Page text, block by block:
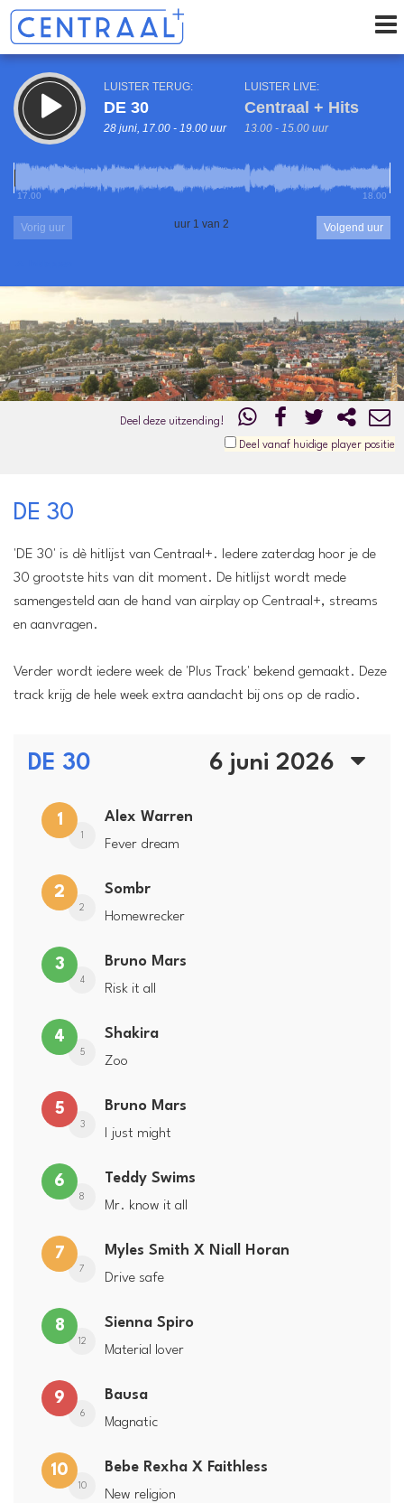
LUISTER TERUG:
DE 30
28 juni, 17.00 - 19.00 uur
LUISTER LIVE:
Centraal + Hits
13.00 - 15.00 uur
17.00 18.00
Vorig uur uur 1 van 2 Volgend uur
Deel deze uitzending!
Deel vanaf huidige player positie
DE 30
'DE 30' is dè hitlijst van Centraal+. Iedere zaterdag hoor je de
30 grootste hits van dit moment. De hitlijst wordt mede
samengesteld aan de hand van airplay op Centraal+, streams
en aanvragen.
Verder wordt iedere week de 'Plus Track' bekend gemaakt. Deze
track krijg de hele week extra aandacht bij ons op de radio.
DE 30 6 juni 2026
1
1
Alex Warren
Fever dream
2
2
Sombr
Homewrecker
3
4
Bruno Mars
Risk it all
4
5
Shakira
Zoo
5
3
Bruno Mars
I just might
6
8
Teddy Swims
Mr. know it all
7
7
Myles Smith X Niall Horan
Drive safe
8
12
Sienna Spiro
Material lover
9
6
Bausa
Magnatic
10
10
Bebe Rexha X Faithless
New religion